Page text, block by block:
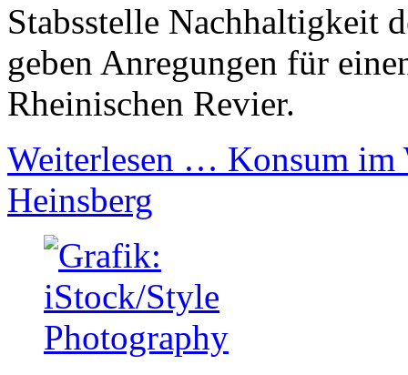
Stabsstelle Nachhaltigkeit
geben Anregungen für
Rheinischen Revier.
Weiterlesen … Konsum im
Heinsberg